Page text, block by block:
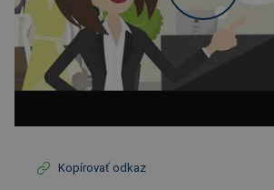
Kopírovať odkaz